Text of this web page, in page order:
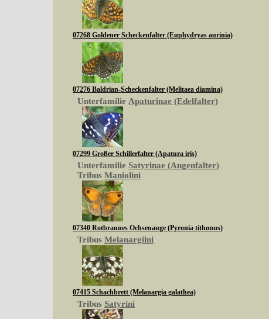
07268 Goldener Scheckenfalter (Euphydryas aurinia)
07276 Baldrian-Scheckenfalter (Melitaea diamina)
Unterfamilie Apaturinae (Edelfalter)
07299 Großer Schillerfalter (Apatura iris)
Unterfamilie Satyrinae (Augenfalter)
Tribus Maniolini
07340 Rotbraunes Ochsenauge (Pyronia tithonus)
Tribus Melanargiini
07415 Schachbrett (Melanargia galathea)
Tribus Satyrini